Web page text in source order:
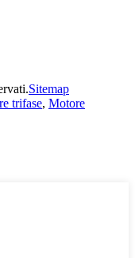
Sitemap
trifase, Motore